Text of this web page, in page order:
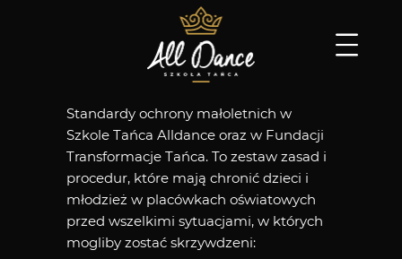
Standardy ochrony małoletnich w
Szkole Tańca Alldance oraz w Fundacji
Transformacje Tańca. To zestaw zasad i
procedur, które mają chronić dzieci i
młodzież w placówkach oświatowych
przed wszelkimi sytuacjami, w których
mogliby zostać skrzywdzeni: